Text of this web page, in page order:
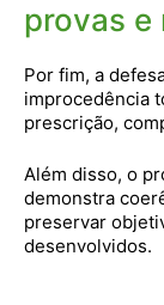
provas e
Por fim, a
improcedência
prescrição,
Além disso, o
demonstra
preservar
desenvolvidos.